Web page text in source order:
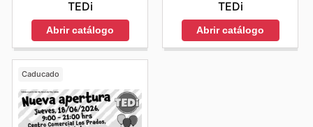
TEDi
Abrir catálogo
TEDi
Abrir catálogo
Caducado